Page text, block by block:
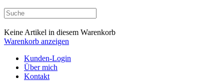
Keine Artikel in diesem Warenkorb
Warenkorb anzeigen
Kunden-Login
Über mich
Kontakt